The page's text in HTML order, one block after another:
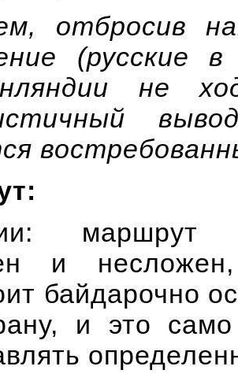
отбросив
(русские
не
и
байдарочно
и это